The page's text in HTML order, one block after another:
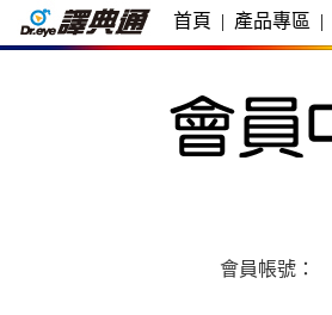
首頁 | 產品專區 |
會員帳號：